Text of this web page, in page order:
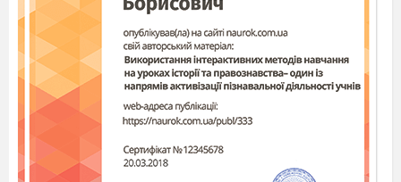
Продовжуємо працювати далі. Подивіться на
картинку: хто зображений на ній. (Сім׳я)
Хто для вас найрідніший? Хто піклується про дітей в
сім׳ї?
Чи може дитина жити сама?
Чому?
Діти, поміркуйте тільки дорослі виконують всі
обов’язки в сім
є певні зобов’язання? Що ви робите для своєї
родини?